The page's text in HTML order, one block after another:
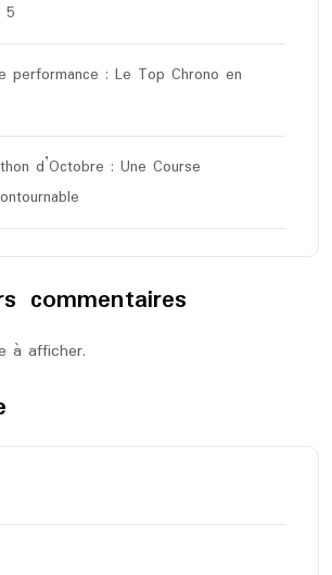
5
performance : Le Top Chrono en
d’Octobre : Une Course
commentaires
à afficher.